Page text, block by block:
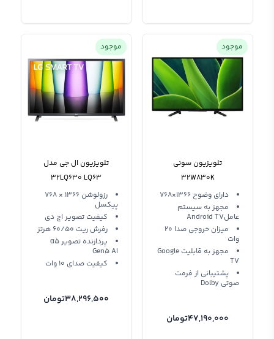
موجود
تلویزیون سونی
32W830K
دارای وضوح 1366×768
مجهز به سیستم
عاملAndroid TV
میزان خروجی صدا 20
وات
مجهز به قابلیت Google
TV
پشتیبانی از فرمت
صوتی Dolby
47,190,000تومان
موجود
تلویزیون ال جی مدل
32LQ630 LQ63
رزولوشن 1366 × 768
پیکسل
کیفیت تصویر اچ دی
رفرش ریت 60/50 هرتز
پردازنده تصویر α5
Gen5 AI
کیفیت صدای 10 وات
38,296,500تومان